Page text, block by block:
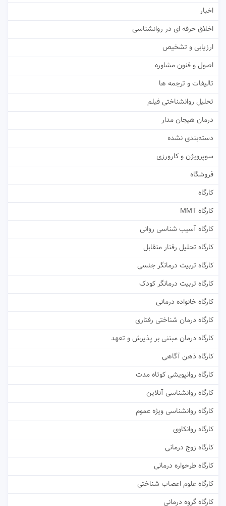
اخبار
اخلاق حرفه ای در روانشناسی
ارزیابی و تشخیص
اصول و فنون مشاوره
تالیفات و ترجمه ها
تحلیل روانشناختی فیلم
درمان هیجان مدار
دسته‌بندی نشده
سوپرویژن و کارورزی
فروشگاه
کارگاه
کارگاه MMT
کارگاه آسیب شناسی روانی
کارگاه تحلیل رفتار متقابل
کارگاه تربیت درمانگر جنسی
کارگاه تربیت درمانگر کودک
کارگاه خانواده درمانی
کارگاه درمان شناختی رفتاری
کارگاه درمان مبتنی بر پذیرش و تعهد
کارگاه ذهن آگاهی
کارگاه روانپویشی کوتاه مدت
کارگاه روانشناسی آنلاین
کارگاه روانشناسی ویژه عموم
کارگاه روانکاوی
کارگاه زوج درمانی
کارگاه طرحواره درمانی
کارگاه علوم اعصاب شناختی
کارگاه گروه درمانی